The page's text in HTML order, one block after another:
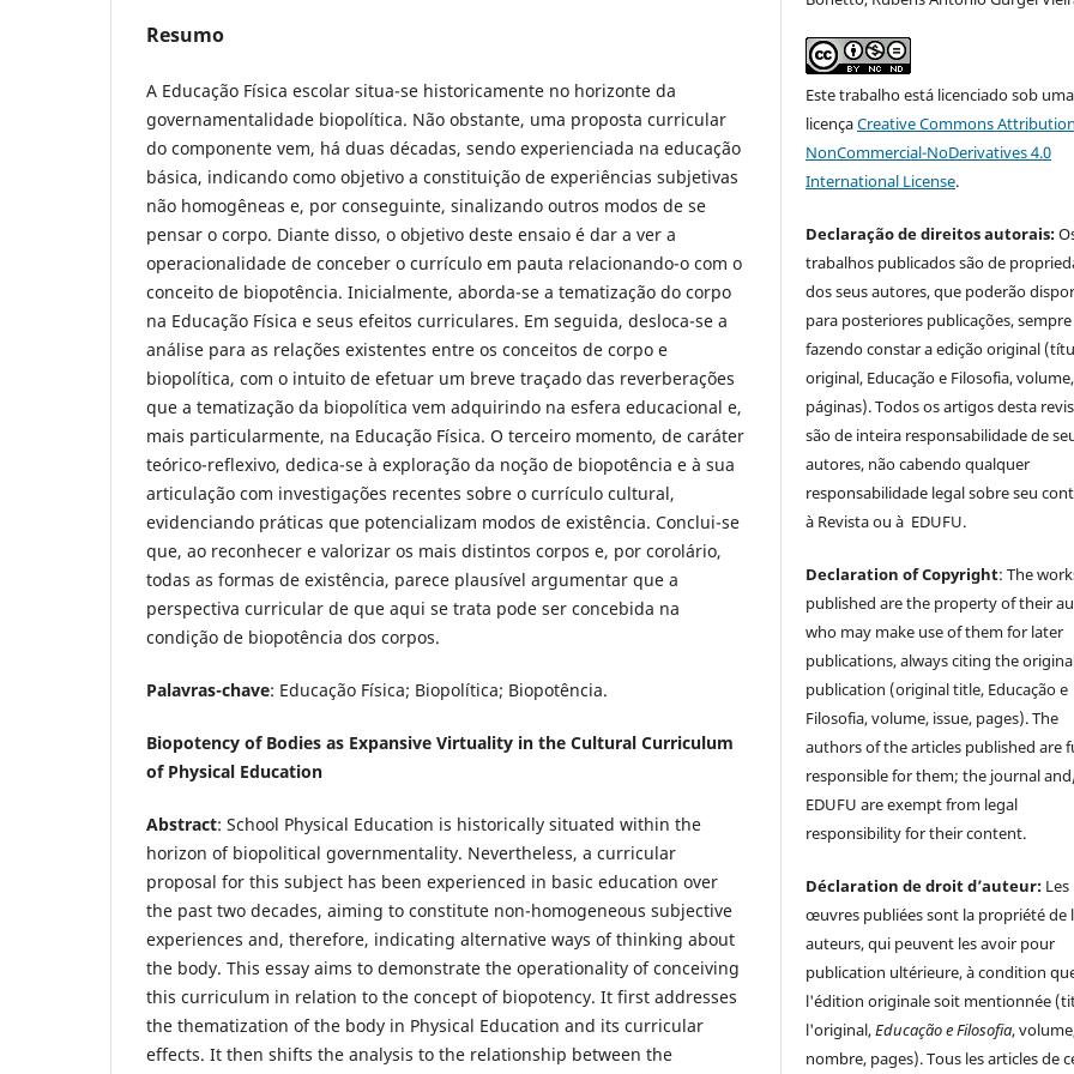
Resumo
A Educação Física escolar situa-se historicamente no horizonte da
governamentalidade biopolítica. Não obstante, uma proposta curricular
do componente vem, há duas décadas, sendo experienciada na educação
básica, indicando como objetivo a constituição de experiências subjetivas
não homogêneas e, por conseguinte, sinalizando outros modos de se
pensar o corpo. Diante disso, o objetivo deste ensaio é dar a ver a
operacionalidade de conceber o currículo em pauta relacionando-o com o
conceito de biopotência. Inicialmente, aborda-se a tematização do corpo
na Educação Física e seus efeitos curriculares. Em seguida, desloca-se a
análise para as relações existentes entre os conceitos de corpo e
biopolítica, com o intuito de efetuar um breve traçado das reverberações
que a tematização da biopolítica vem adquirindo na esfera educacional e,
mais particularmente, na Educação Física. O terceiro momento, de caráter
teórico-reflexivo, dedica-se à exploração da noção de biopotência e à sua
articulação com investigações recentes sobre o currículo cultural,
evidenciando práticas que potencializam modos de existência. Conclui-se
que, ao reconhecer e valorizar os mais distintos corpos e, por corolário,
todas as formas de existência, parece plausível argumentar que a
perspectiva curricular de que aqui se trata pode ser concebida na
condição de biopotência dos corpos.
Palavras-chave: Educação Física; Biopolítica; Biopotência.
Biopotency of Bodies as Expansive Virtuality in the Cultural Curriculum
of Physical Education
Abstract: School Physical Education is historically situated within the
horizon of biopolitical governmentality. Nevertheless, a curricular
proposal for this subject has been experienced in basic education over
the past two decades, aiming to constitute non-homogeneous subjective
experiences and, therefore, indicating alternative ways of thinking about
the body. This essay aims to demonstrate the operationality of conceiving
this curriculum in relation to the concept of biopotency. It first addresses
the thematization of the body in Physical Education and its curricular
effects. It then shifts the analysis to the relationship between the
Este trabalho está licenciado sob uma
licençaCreative Commons
NonCommercial-NoDerivatives 4.0
International License.
Declaração de direitos autorais:
trabalhos publicados são de
dos seus autores, que poderão
para posteriores publicações, sempre
fazendo constar a edição original
original, Educação e Filosofia,
páginas). Todos os artigos desta
são de inteira responsabilidade de
autores, não cabendo qualquer
responsabilidade legal sobre seu
à Revista ou à EDUFU.
Declaration of Copyright: The
published are the property of their
who may make use of them for later
publications, always citing the
publication (original title, Educação e
Filosofia, volume, issue, pages). The
authors of the articles published are
responsible for them; the journal
EDUFU are exempt from legal
responsibility for their content.
Déclaration de droit d’auteur: Les
œuvres publiées sont la propriété de
auteurs, qui peuvent les avoir pour
publication ultérieure, à condition
l'édition originale soit mentionnée
l'original,Educação e Filosofia,
nombre, pages). Tous les articles de